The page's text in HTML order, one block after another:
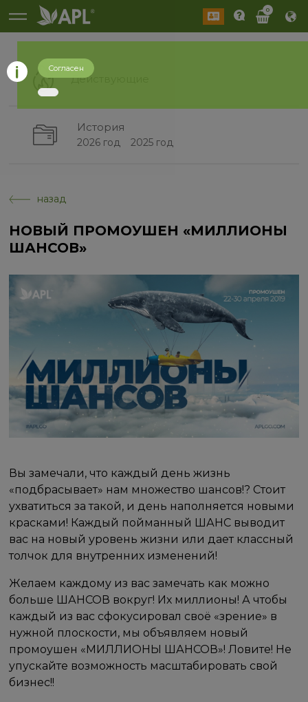
0
Действующие
История
2026 год 2025 год
назад
НОВЫЙ ПРОМОУШЕН «МИЛЛИОНЫ
ШАНСОВ»
Вы замечали, что каждый день жизнь
«подбрасывает» нам множество шансов!? Стоит
ухватиться за такой, и день наполняется новыми
красками! Каждый пойманный ШАНС выводит
вас на новый уровень жизни или дает классный
толчок для внутренних изменений!
Желаем каждому из вас замечать как можно
больше ШАНСОВ вокруг! Их миллионы! А чтобы
каждый из вас сфокусировал своё «зрение» в
нужной плоскости, мы объявляем новый
промоушен «МИЛЛИОНЫ ШАНСОВ»! Ловите! Не
упускайте возможность масштабировать свой
бизнес!!
Согласен